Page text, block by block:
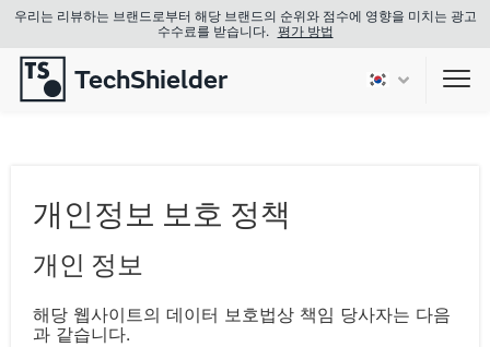
우리는 리뷰하는 브랜드로부터 해당 브랜드의 순위와 점수에 영향을 미치는 광고
수수료를 받습니다. 평가 방법
TechShielder
개인정보 보호 정책
개인 정보
해당 웹사이트의 데이터 보호법상 책임 당사자는 다음
과 같습니다.